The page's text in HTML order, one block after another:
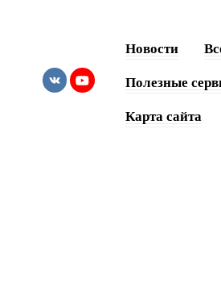
Новости
Полезные
Карта сайта